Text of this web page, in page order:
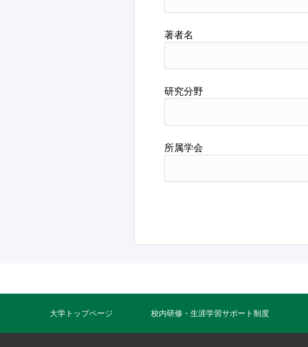
著者名
研究分野
所属学会
大学トップページ 校内研修・生涯学習サポート制度